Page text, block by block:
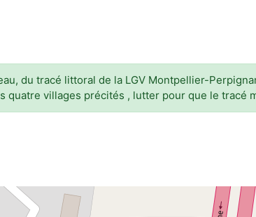
du tracé littoral de la LGV Montpellier-
villages précités , lutter pour que le tracé